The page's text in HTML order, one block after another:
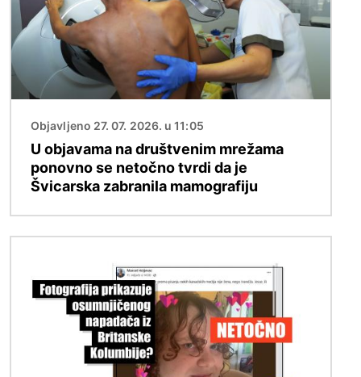
Objavljeno 27. 07. 2026. u 11:05
U objavama na društvenim mrežama
ponovno se netočno tvrdi da je
Švicarska zabranila mamografiju